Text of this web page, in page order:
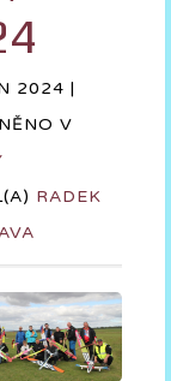
2024 |
V
RADEK